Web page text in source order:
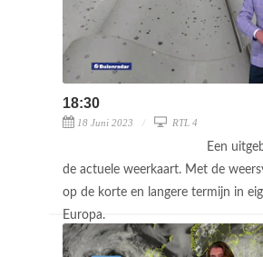
18:30
18 Juni 2023 RTL 4
Een
de actuele weerkaart. Met de
op de korte en langere termijn in
Europa.